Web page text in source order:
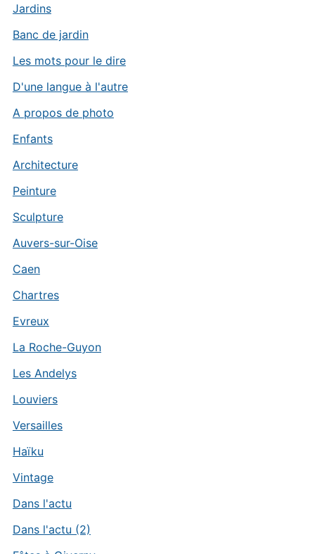
Jardins
Banc de jardin
Les mots pour le dire
D'une langue à l'autre
A propos de photo
Enfants
Architecture
Peinture
Sculpture
Auvers-sur-Oise
Caen
Chartres
Evreux
La Roche-Guyon
Les Andelys
Louviers
Versailles
Haïku
Vintage
Dans l'actu
Dans l'actu (2)